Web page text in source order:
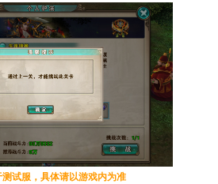
测试服，具体请以游戏内为准